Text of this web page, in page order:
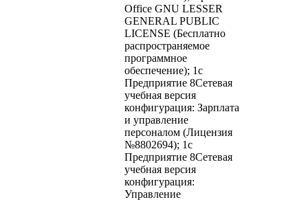
Office GNU LESSER
GENERAL PUBLIC
LICENSE (Бесплатно
распространяемое
программное
обеспечение); 1с
Предприятие 8Сетевая
учебная версия
конфигурация: Зарплата
и управление
персоналом (Лицензия
№8802694); 1с
Предприятие 8Сетевая
учебная версия
конфигурация:
Управление